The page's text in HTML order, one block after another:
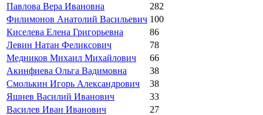
Павлова Вера Ивановна
282
Филимонов Анатолий Васильевич 100
Киселева Елена Григорьевна
86
Левин Натан Феликсович
78
Медников Михаил Михайлович
66
Акинфиева Ольга Вадимовна
38
Смолькин Игорь Александрович
38
Яшнев Василий Иванович
33
Василев Иван Иванович
27